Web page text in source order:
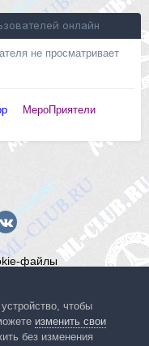
онлайн
не просматривает
МероПриятели
файлы
чтобы
изменить свои
без изменения